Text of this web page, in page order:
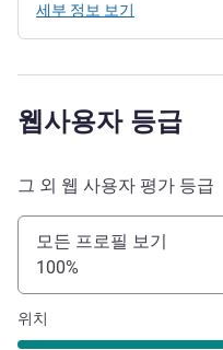
세부 정보 보기
웹사용자 등급
그 외 웹 사용자 평가 등급
모든 프로필 보기
100%
위치